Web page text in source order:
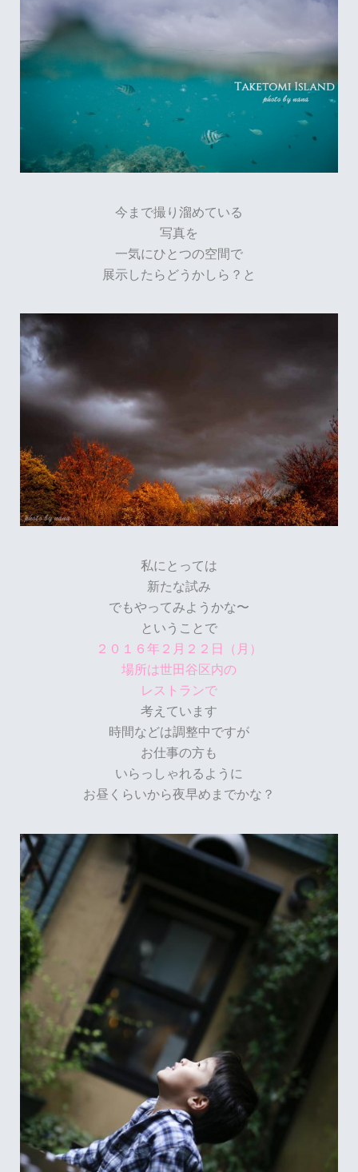
今まで撮り溜めている
写真を
一気にひとつの空間で
展示したらどうかしら？と
私にとっては
新たな試み
でもやってみようかな〜
ということで
２０１６年２月２２日（月）
場所は世田谷区内の
レストランで
考えています
時間などは調整中ですが
お仕事の方も
いらっしゃれるように
お昼くらいから夜早めまでかな？